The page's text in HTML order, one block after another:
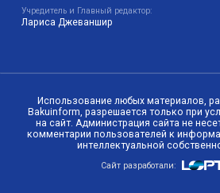
Учредитель и Главный редактор:
Лариса Джеваншир
Использование любых материалов,
Bakuinform, разрешается только при
на сайт. Администрация сайта не
комментарии пользователей к
интеллектуальной
Сайт разработали: